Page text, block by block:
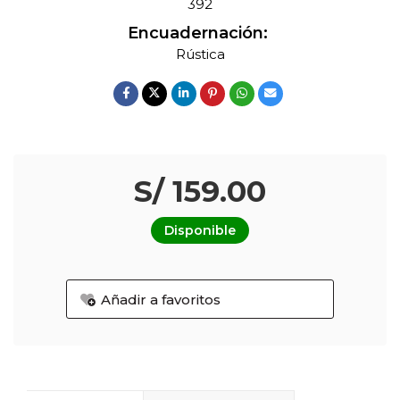
392
Encuadernación:
Rústica
S/ 159.00
Disponible
Añadir a favoritos